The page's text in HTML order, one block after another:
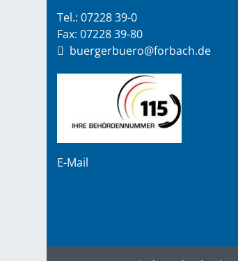
Tel.: 07228 39-0
Fax: 07228 39-80
buergerbuero@forbach.de
E-Mail